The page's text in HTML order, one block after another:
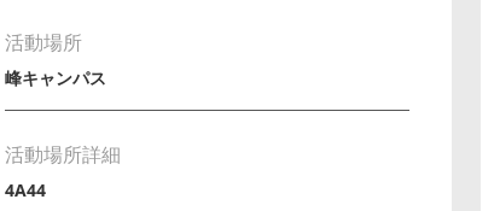
活動場所
峰キャンパス
活動場所詳細
4A44